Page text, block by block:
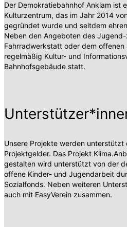
Der Demokratiebahnhof Anklam ist
Kulturzentrum, das im Jahr 2014
gegründet wurde und seitdem
Neben den Angeboten des
Fahrradwerkstatt oder dem
regelmäßig Kultur- und
Bahnhofsgebäude statt.
Unsere Projekte werden unterstützt
Projektgelder. Das Projekt
gestalten wird unterstützt von der
offene Kinder- und Jugendarbeit
Sozialfonds. Neben weiteren
auch mit EasyVerein zusammen.